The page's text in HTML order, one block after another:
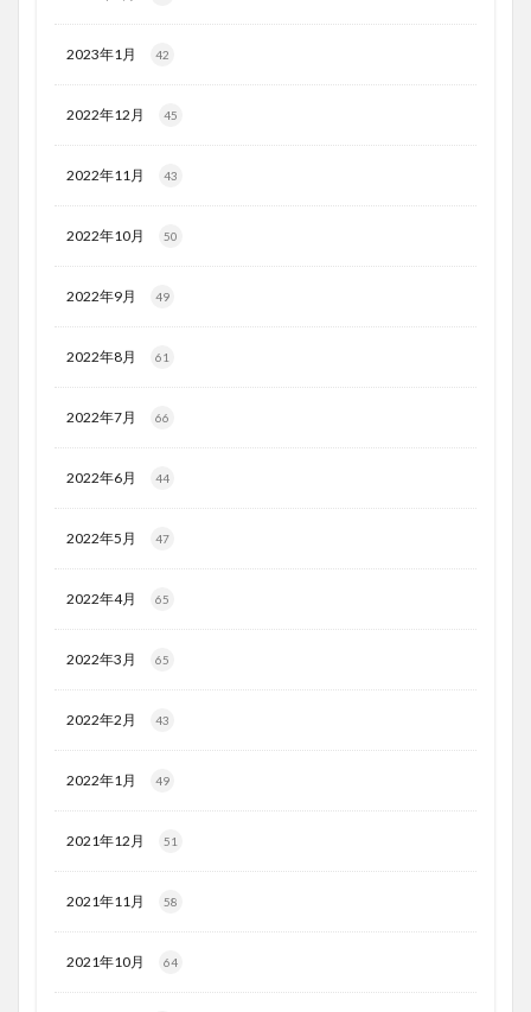
2023年1月 42
2022年12月 45
2022年11月 43
2022年10月 50
2022年9月 49
2022年8月 61
2022年7月 66
2022年6月 44
2022年5月 47
2022年4月 65
2022年3月 65
2022年2月 43
2022年1月 49
2021年12月 51
2021年11月 58
2021年10月 64